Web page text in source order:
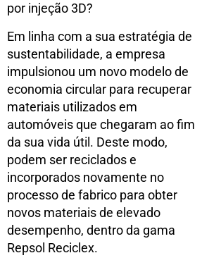
por injeção 3D?
Em linha com a sua estratégia de
sustentabilidade, a empresa
impulsionou um novo modelo de
economia circular para recuperar
materiais utilizados em
automóveis que chegaram ao fim
da sua vida útil. Deste modo,
podem ser reciclados e
incorporados novamente no
processo de fabrico para obter
novos materiais de elevado
desempenho, dentro da gama
Repsol Reciclex.